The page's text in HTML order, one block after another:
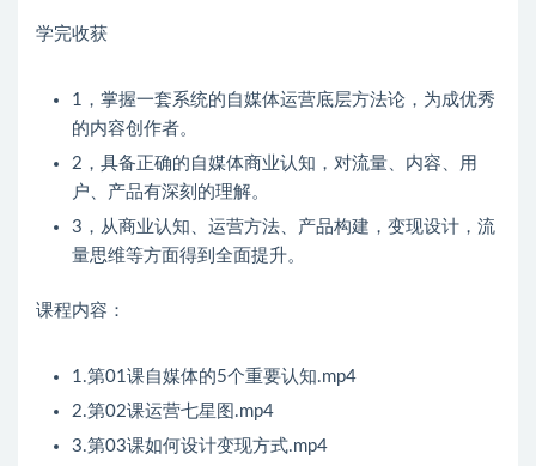
学完收获
1，掌握一套系统的自媒体运营底层方法论，为成优秀
的内容创作者。
2，具备正确的自媒体商业认知，对流量、内容、用
户、产品有深刻的理解。
3，从商业认知、运营方法、产品构建，变现设计，流
量思维等方面得到全面提升。
课程内容：
1.第01课自媒体的5个重要认知.mp4
2.第02课运营七星图.mp4
3.第03课如何设计变现方式.mp4